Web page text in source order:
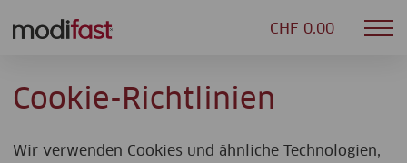
CHF 0.00
Cookie-Richtlinien
Wir verwenden Cookies und ähnliche Technologien,